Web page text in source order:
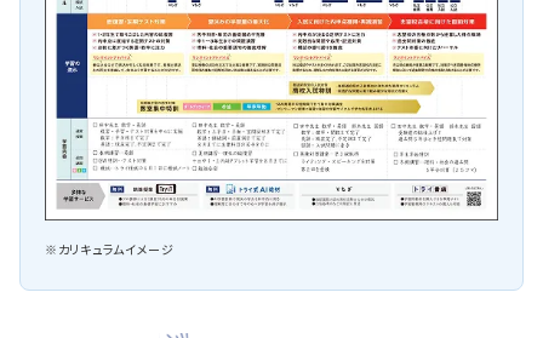
※カリキュラムイメージ